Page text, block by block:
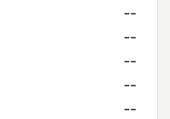
--
--
--
--
--